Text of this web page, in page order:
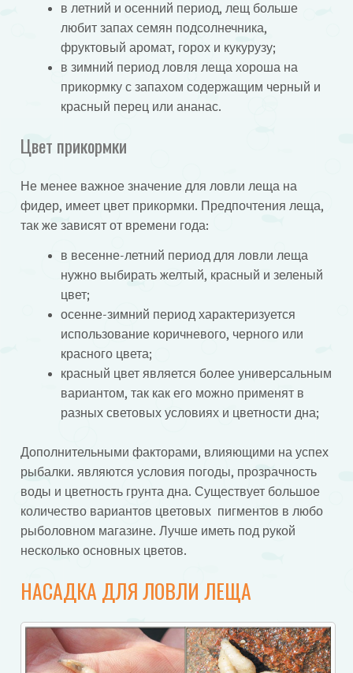
в летний и осенний период, лещ больше
любит запах семян подсолнечника,
фруктовый аромат, горох и кукурузу;
в зимний период ловля леща хороша на
прикормку с запахом содержащим черный и
красный перец или ананас.
Цвет прикормки
Не менее важное значение для ловли леща на
фидер, имеет цвет прикормки. Предпочтения леща,
так же зависят от времени года:
в весенне-летний период для ловли леща
нужно выбирать желтый, красный и зеленый
цвет;
осенне-зимний период характеризуется
использование коричневого, черного или
красного цвета;
красный цвет является более универсальным
вариантом, так как его можно применят в
разных световых условиях и цветности дна;
Дополнительными факторами, влияющими на успех
рыбалки. являются условия погоды, прозрачность
воды и цветность грунта дна. Существует большое
количество вариантов цветовых пигментов в любо
рыболовном магазине. Лучше иметь под рукой
несколько основных цветов.
НАСАДКА ДЛЯ ЛОВЛИ ЛЕЩА